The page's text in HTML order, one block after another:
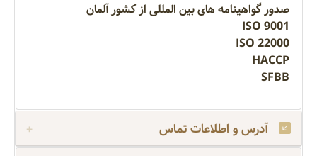
صدور گواهینامه های بین المللی از کشور آلمان
ISO 9001
ISO 22000
HACCP
SFBB
آدرس و اطلاعات تماس